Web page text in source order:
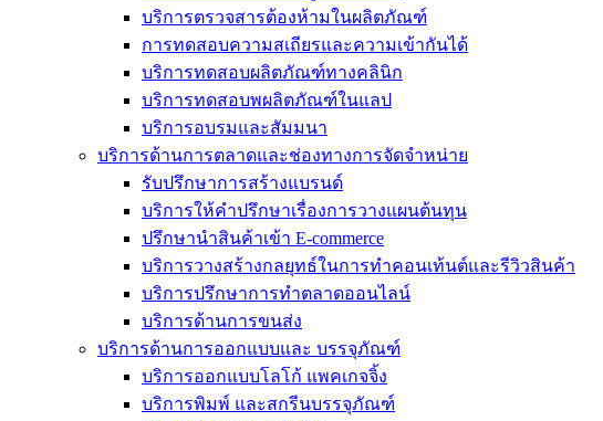
บริการตรวจสารต้องห้ามในผลิตภัณฑ์
การทดสอบความสเถียรและความเข้ากันได้
บริการทดสอบผลิตภัณฑ์ทางคลินิก
บริการทดสอบพผลิตภัณฑ์ในแลป
บริการอบรมและสัมมนา
บริการด้านการตลาดและช่องทางการจัดจำหน่าย
รับปรึกษาการสร้างแบรนด์
บริการให้คำปรึกษาเรื่องการวางแผนต้นทุน
ปรึกษานำสินค้าเข้า E-commerce
บริการวางสร้างกลยุทธ์ในการทำคอนเท้นต์และรีวิวสินค้า
บริการปรึกษาการทำตลาดออนไลน์
บริการด้านการขนส่ง
บริการด้านการออกแบบและ บรรจุภัณฑ์
บริการออกแบบโลโก้ แพคเกจจิ้ง
บริการพิมพ์ และสกรีนบรรจุภัณฑ์